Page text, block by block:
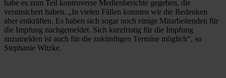
habe es zum Teil kontroverse Medienberichte gegeben, die
verunsichert haben. „In vielen Fällen konnten wir die Bedenken
aber entkräften. Es haben sich sogar noch einige Mitarbeitenden für
die Impfung nachgemeldet. Sich kurzfristig für die Impfung
anzumelden ist auch für die zukünftigen Termine möglich“, so
Stephanie Witzke.